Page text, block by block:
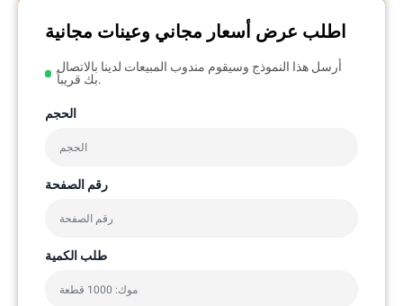
اطلب عرض أسعار مجاني وعينات مجانية
أرسل هذا النموذج وسيقوم مندوب المبيعات لدينا بالاتصال
بك قريباً.
الحجم
رقم الصفحة
طلب الكمية